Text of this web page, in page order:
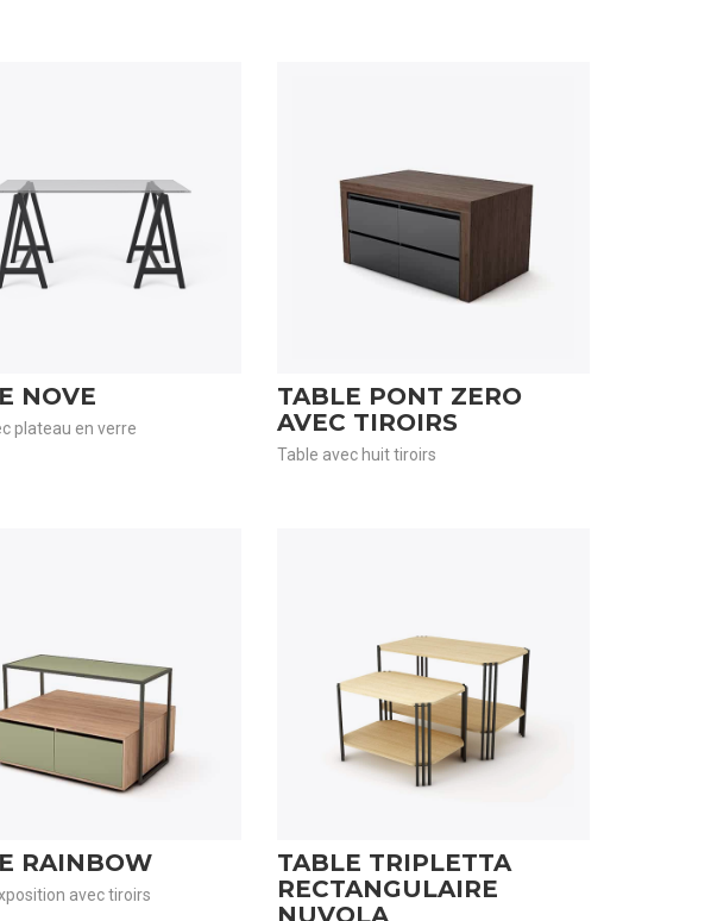
NOVE
plateau en verre
TABLE PONT ZERO
AVEC TIROIRS
Table avec huit tiroirs
RAINBOW
avec tiroirs
TABLE TRIPLETTA
RECTANGULAIRE